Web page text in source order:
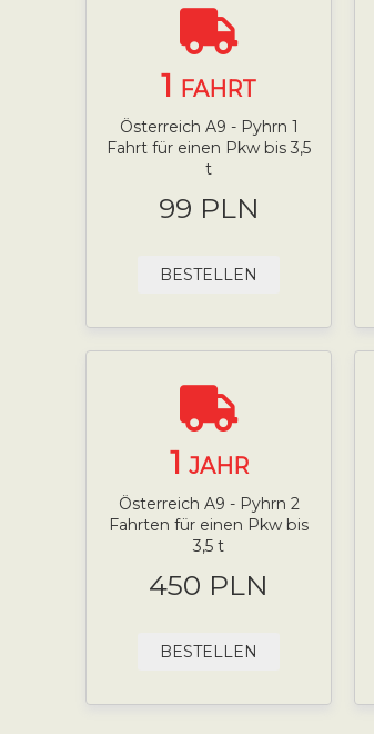
1 FAHRT
Österreich A9 - Pyhrn 1
Fahrt für einen Pkw bis 3,5
t
99 PLN
BESTELLEN
1 JAHR
Österreich A9 - Pyhrn 2
Fahrten für einen Pkw bis
3,5 t
450 PLN
BESTELLEN